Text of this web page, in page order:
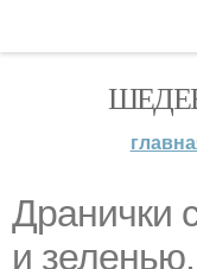
Дранички
и зеленью.